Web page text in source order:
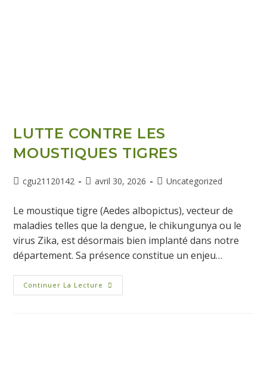
LUTTE CONTRE LES
MOUSTIQUES TIGRES
cgu21120142 avril 30, 2026 Uncategorized
Le moustique tigre (Aedes albopictus), vecteur de
maladies telles que la dengue, le chikungunya ou le
virus Zika, est désormais bien implanté dans notre
département. Sa présence constitue un enjeu…
Continuer La Lecture